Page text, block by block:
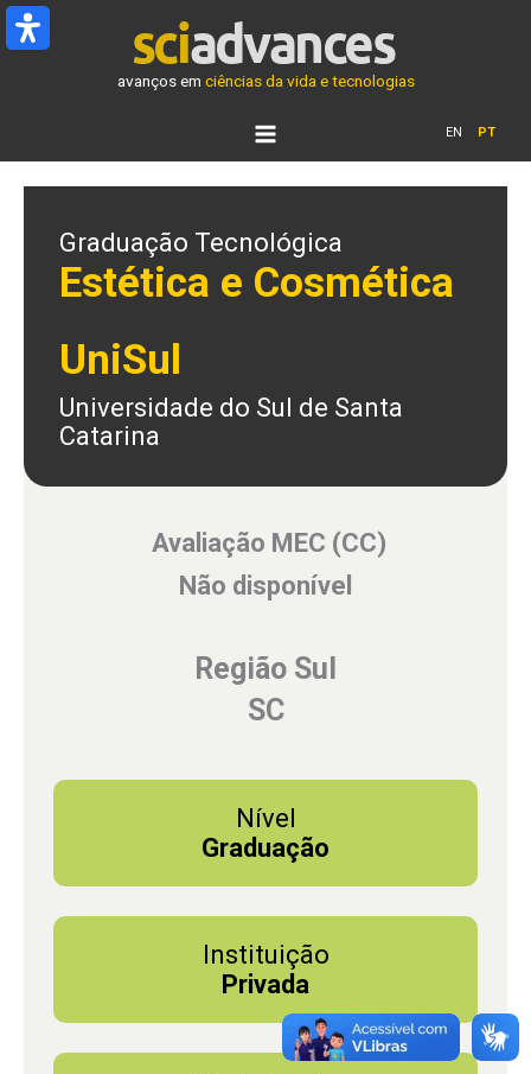
Ir
para
avanços em ciências da vida e tecnologias
EN PT
Graduação Tecnológica
Estética e Cosmética
UniSul
Universidade do Sul de Santa
Catarina
Avaliação MEC (CC)
Não disponível
Região Sul
SC
Nível
Graduação
Instituição
Privada